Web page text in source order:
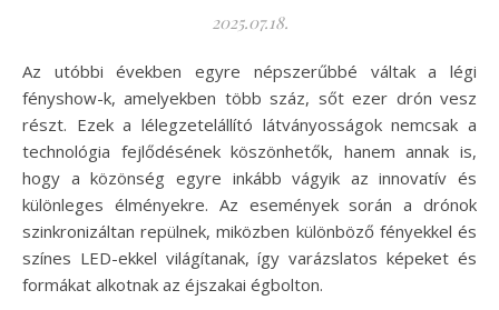
2025.07.18.
Az utóbbi években egyre népszerűbbé váltak a légi
fényshow-k, amelyekben több száz, sőt ezer drón vesz
részt. Ezek a lélegzetelállító látványosságok nemcsak a
technológia fejlődésének köszönhetők, hanem annak is,
hogy a közönség egyre inkább vágyik az innovatív és
különleges élményekre. Az események során a drónok
szinkronizáltan repülnek, miközben különböző fényekkel és
színes LED-ekkel világítanak, így varázslatos képeket és
formákat alkotnak az éjszakai égbolton.